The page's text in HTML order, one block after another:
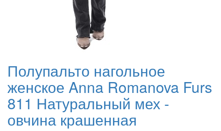
Полупальто нагольное
женское Anna Romanova Furs
811 Натуральный мех -
овчина крашенная